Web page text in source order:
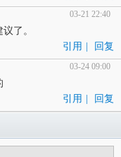
03-21 22:40
了。
引用 | 回复
03-24 09:00
引用 | 回复